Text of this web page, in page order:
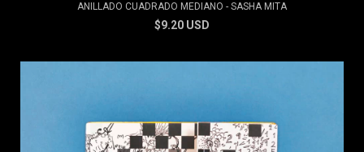
ANILLADO CUADRADO MEDIANO - SASHA MITA
$9.20 USD